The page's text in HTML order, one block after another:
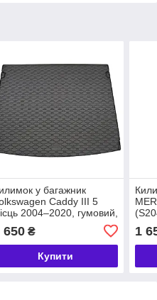
у багажник
Caddy III 5
2004–2020, гумовий,
Rigum Чехія
650₴
Купити
1